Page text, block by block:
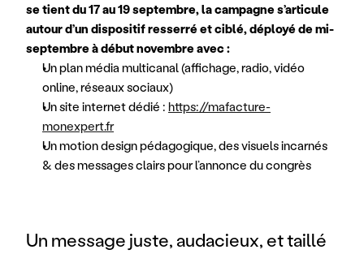
se tient du 17 au 19 septembre, la campagne s’articule
autour d’un dispositif resserré et ciblé, déployé de mi-
septembre à début novembre avec :
Un plan média multicanal (affichage, radio, vidéo
online, réseaux sociaux)
Un site internet dédié : https://mafacture-
monexpert.fr
Un motion design pédagogique, des visuels incarnés
& des messages clairs pour l’annonce du congrès
Un message juste, audacieux, et taillé